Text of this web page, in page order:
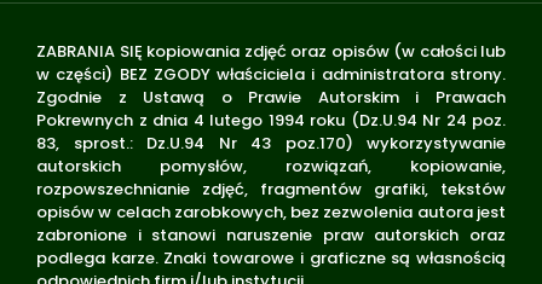
ZABRANIA SIĘ kopiowania zdjęć oraz opisów (w całości lub
w części) BEZ ZGODY właściciela i administratora strony.
Zgodnie z Ustawą o Prawie Autorskim i Prawach
Pokrewnych z dnia 4 lutego 1994 roku (Dz.U.94 Nr 24 poz.
83, sprost.: Dz.U.94 Nr 43 poz.170) wykorzystywanie
autorskich pomysłów, rozwiązań, kopiowanie,
rozpowszechnianie zdjęć, fragmentów grafiki, tekstów
opisów w celach zarobkowych, bez zezwolenia autora jest
zabronione i stanowi naruszenie praw autorskich oraz
podlega karze. Znaki towarowe i graficzne są własnością